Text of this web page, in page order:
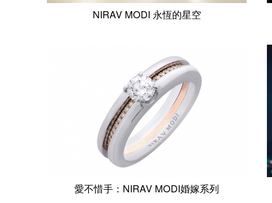
NIRAV MODI 永恆的星空
愛不惜手：NIRAV MODI婚嫁系列